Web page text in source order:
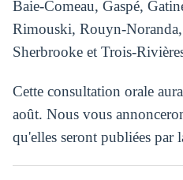
Baie-Comeau, Gaspé,
Rimouski, Rouyn-Noranda,
Sherbrooke et Trois-
Cette consultation orale
août. Nous vous
qu'elles seront publiées par